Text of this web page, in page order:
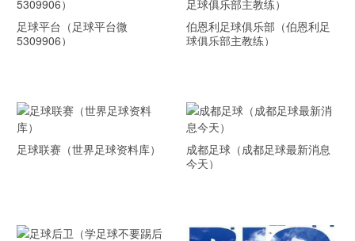
足球平台（足球平台微
5309906）
伯恩利足球俱乐部（伯恩利足
球俱乐部主教练）
足球联赛（世界足球资料库）
成都足球（成都足球最新消息
今天）